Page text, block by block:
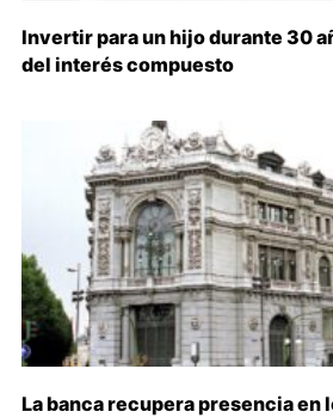
Invertir para un hijo durante 30
del interés compuesto
La banca recupera presencia en